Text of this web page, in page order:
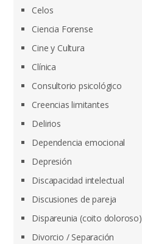
Celos
Ciencia Forense
Cine y Cultura
Clínica
Consultorio psicológico
Creencias limitantes
Delirios
Dependencia emocional
Depresión
Discapacidad intelectual
Discusiones de pareja
Dispareunia (coito doloroso)
Divorcio / Separación